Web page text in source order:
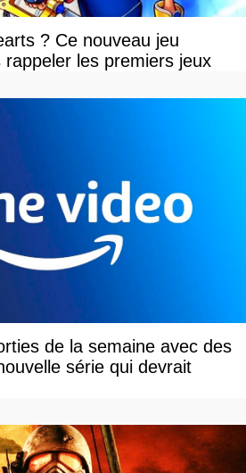
? Ce nouveau jeu
les premiers jeux
de la semaine avec des
série qui devrait